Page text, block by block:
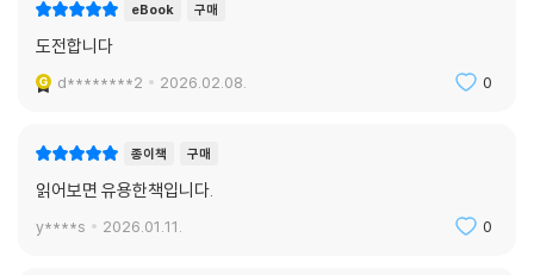
eBook 구매
도전합니다
d********2 2026.02.08. 0
종이책 구매
읽어보면 유용한책입니다.
y****s 2026.01.11. 0